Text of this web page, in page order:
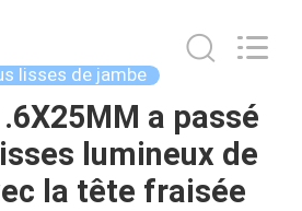
lisses de jambe
a passé
lumineux de
la tête fraisée